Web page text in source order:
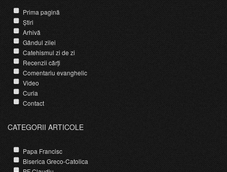
Prima pagină
Știri
Arhivă
Gândul zilei
Catehismul zi de zi
Recenzii cărți
Comentariu evanghelic
Video
Curia
Contact
CATEGORII ARTICOLE
Papa Francisc
Biserica Greco-Catolica